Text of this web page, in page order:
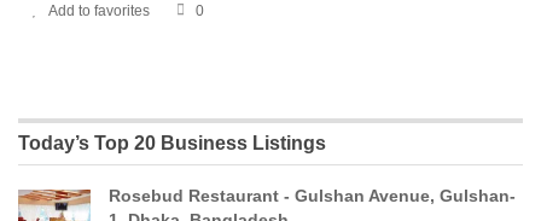
Add to favorites 0
Today’s Top 20 Business Listings
Rosebud Restaurant - Gulshan Avenue, Gulshan-